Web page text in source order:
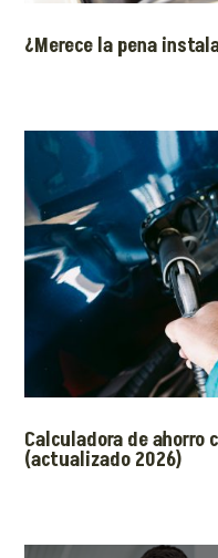
¿Merece la pena
Calculadora de ahorro
(actualizado 2026)